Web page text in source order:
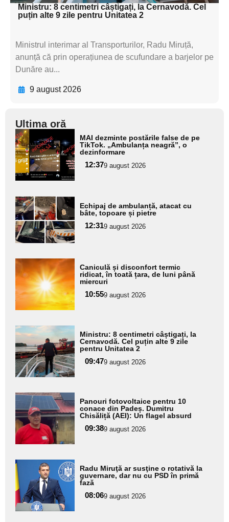
Ministru: 8 centimetri câștigați, la Cernavodă. Cel
puțin alte 9 zile pentru Unitatea 2
Ministrul interimar al Transporturilor, Radu Miruță,
anunță că prin operațiunea de scufundare a barjelor pe
Dunăre au...
9 august 2026
Ultima oră
Adaugă
aici textul
pentru
subtitlu
MAI dezminte postările false de pe
TikTok. „Ambulanța neagră”, o
dezinformare
12:379 august 2026
Adaugă
aici textul
pentru
subtitlu
Echipaj de ambulanță, atacat cu
bâte, topoare și pietre
12:319 august 2026
Adaugă
aici textul
pentru
subtitlu
Caniculă și disconfort termic
ridicat, în toată țara, de luni până
miercuri
10:559 august 2026
Adaugă
aici textul
pentru
subtitlu
Ministru: 8 centimetri câștigați, la
Cernavodă. Cel puțin alte 9 zile
pentru Unitatea 2
09:479 august 2026
Adaugă
aici textul
pentru
subtitlu
Panouri fotovoltaice pentru 10
conace din Padeș. Dumitru
Chisăliță (AEI): Un flagel absurd
09:389 august 2026
Adaugă
aici textul
pentru
subtitlu
Radu Miruţă ar susţine o rotativă la
guvernare, dar nu cu PSD în primă
fază
08:069 august 2026